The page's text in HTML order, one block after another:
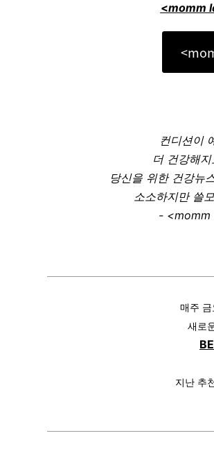
<momm
컨디션이
더 건강해
당신을 위한 건강뉴
소소하지만 쓸
- <momm
매주
새로
지난 추